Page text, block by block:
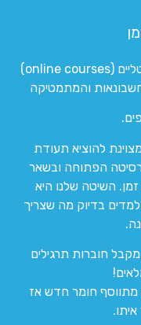
המרכז המוביל והמקצועי לקורסים דיגיטליים (online courses)
והמתמטיקה
להוציא תעודת
הפתוחה ובשאר
זמן. השיטה שלנו היא
בדיוק מה שצריך
חוברות תרגילים
חומר חדש אז